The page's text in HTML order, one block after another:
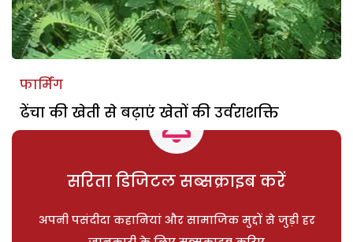
फार्मिंग
ढेंचा की खेती से बढ़ाएं खेतों की उर्वराशक्ति
सरिता डिजिटल सब्सक्राइब करें
अपनी पसंदीदा कहानियां और सामाजिक मुद्दों से जुड़ी हर